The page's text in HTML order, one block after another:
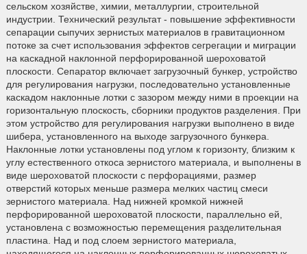
сельском хозяйстве, химии, металлургии, строительной
индустрии. Технический результат - повышение эффективности
сепарации сыпучих зернистых материалов в гравитационном
потоке за счет использования эффектов сегрегации и миграции
на каскадной наклонной перфорированной шероховатой
плоскости. Сепаратор включает загрузочный бункер, устройство
для регулирования нагрузки, последовательно установленные
каскадом наклонные лотки с зазором между ними в проекции на
горизонтальную плоскость, сборники продуктов разделения. При
этом устройство для регулирования нагрузки выполнено в виде
шибера, установленного на выходе загрузочного бункера.
Наклонные лотки установлены под углом к горизонту, близким к
углу естественного откоса зернистого материала, и выполнены в
виде шероховатой плоскости с перфорациями, размер
отверстий которых меньше размера мелких частиц смеси
зернистого материала. Над нижней кромкой нижней
перфорированной шероховатой плоскости, параллельно ей,
установлена с возможностью перемещения разделительная
пластина. Над и под слоем зернистого материала,